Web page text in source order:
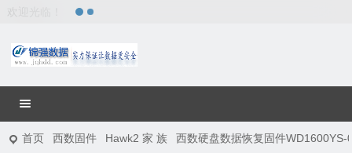
欢迎光临！
首页 西数固件 Hawk2 家 族 西数硬盘数据恢复固件